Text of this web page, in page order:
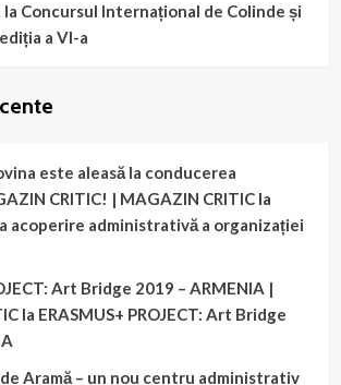
Concursul Internațional de Colinde și
a VI-a
este aleasă la conducerea
CRITIC! | MAGAZIN CRITICla
acoperire administrativă a organizației
Art Bridge 2019 – ARMENIA |
la ERASMUS+ PROJECT: Art Bridge
Aramă – un nou centru administrativ